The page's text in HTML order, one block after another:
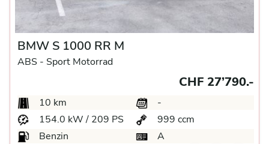
BMW S 1000 RR M
ABS - Sport Motorrad
CHF 27’790.-
10 km
-
154.0 kW / 209 PS
999 ccm
Benzin
A